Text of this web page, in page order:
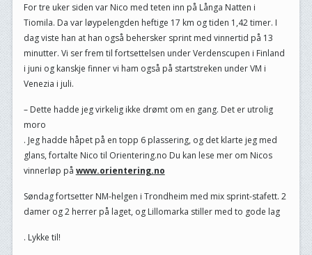
For tre uker siden var Nico med teten inn på Långa Natten i
Tiomila. Da var løypelengden heftige 17 km og tiden 1,42 timer. I
dag viste han at han også behersker sprint med vinnertid på 13
minutter. Vi ser frem til fortsettelsen under Verdenscupen i Finland
i juni og kanskje finner vi ham også på startstreken under VM i
Venezia i juli.
– Dette hadde jeg virkelig ikke drømt om en gang. Det er utrolig
moro
. Jeg hadde håpet på en topp 6 plassering, og det klarte jeg med
glans, fortalte Nico til Orientering.no Du kan lese mer om Nicos
vinnerløp på www.orientering.no
Søndag fortsetter NM-helgen i Trondheim med mix sprint-stafett. 2
damer og 2 herrer på laget, og Lillomarka stiller med to gode lag
. Lykke til!